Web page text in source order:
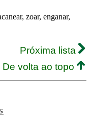
zoar, enganar,
Próxima lista
De volta ao topo